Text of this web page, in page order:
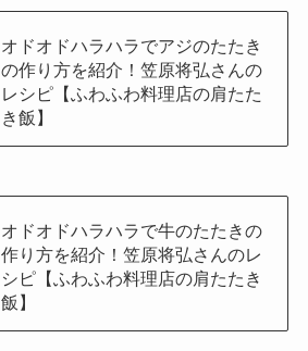
オドオドハラハラでアジのたたき
の作り方を紹介！笠原将弘さんの
レシピ【ふわふわ料理店の肩たた
き飯】
オドオドハラハラで牛のたたきの
作り方を紹介！笠原将弘さんのレ
シピ【ふわふわ料理店の肩たたき
飯】